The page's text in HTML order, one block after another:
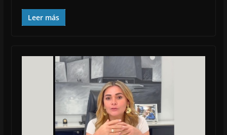
Leer más